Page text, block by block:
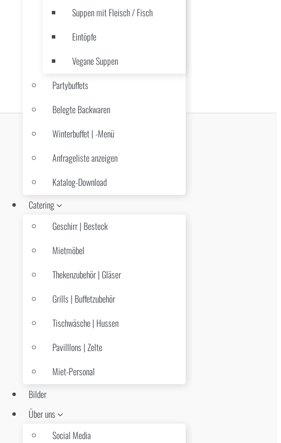
Suppen mit Fleisch / Fisch
Eintöpfe
Vegane Suppen
Partybuffets
Belegte Backwaren
Winterbuffet | -Menü
Anfrageliste anzeigen
Katalog-Download
Catering
Geschirr | Besteck
Mietmöbel
Thekenzubehör | Gläser
Grills | Buffetzubehör
Tischwäsche | Hussen
Pavilllons | Zelte
Miet-Personal
Bilder
Über uns
Social Media